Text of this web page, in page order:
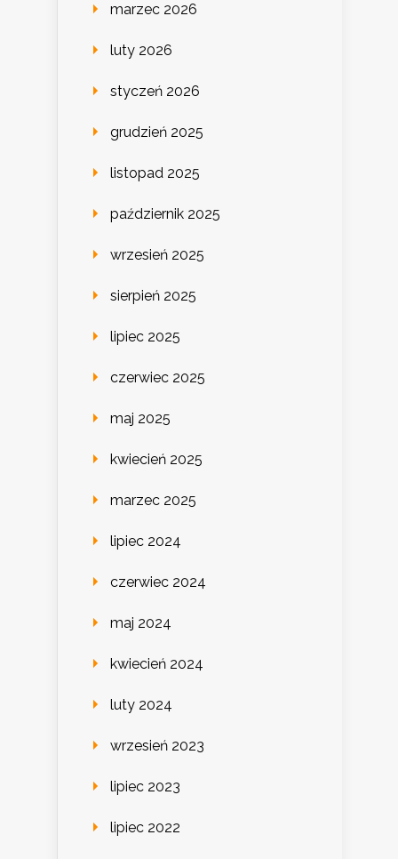
marzec 2026
luty 2026
styczeń 2026
grudzień 2025
listopad 2025
październik 2025
wrzesień 2025
sierpień 2025
lipiec 2025
czerwiec 2025
maj 2025
kwiecień 2025
marzec 2025
lipiec 2024
czerwiec 2024
maj 2024
kwiecień 2024
luty 2024
wrzesień 2023
lipiec 2023
lipiec 2022